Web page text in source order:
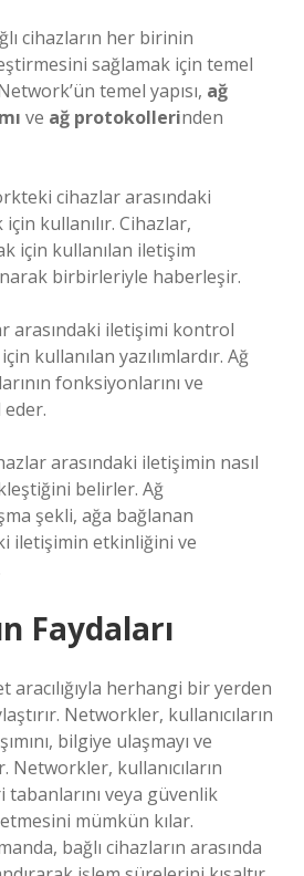
cihazların her birinin
sağlamak için temel
temel yapısı, ağ
ve ağ protokollerinden
cihazlar arasındaki
için kullanılır. Cihazlar,
için kullanılan iletişim
birbirleriyle haberleşir.
arasındaki iletişimi kontrol
kullanılan yazılımlardır. Ağ
fonksiyonlarını ve
arasındaki iletişimin nasıl
belirler. Ağ
şekli, ağa bağlanan
iletişimin etkinliğini ve
Faydaları
herhangi bir yerden
Networkler, kullanıcıların
bilgiye ulaşmayı ve
Networkler, kullanıcıların
tabanlarını veya güvenlik
mümkün kılar.
bağlı cihazların arasında